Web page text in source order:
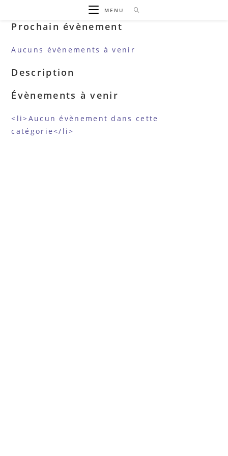
content
MENU
Prochain évènement
Aucuns évènements à venir
Description
Évènements à venir
<li>Aucun évènement dans cette
catégorie</li>